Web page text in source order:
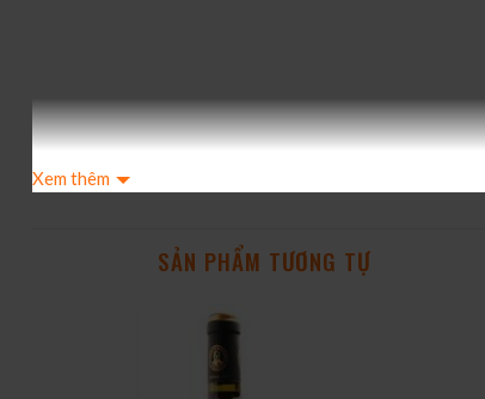
Xem thêm
SẢN PHẨM TƯƠNG TỰ